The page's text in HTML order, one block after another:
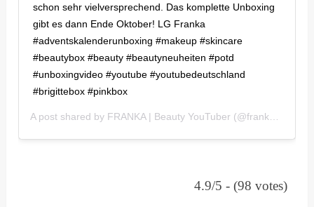
schon sehr vielversprechend. Das komplette Unboxing
gibt es dann Ende Oktober! LG Franka
#adventskalenderunboxing #makeup #skincare
#beautybox #beauty #beautyneuheiten #potd
#unboxingvideo #youtube #youtubedeutschland
#brigittebox #pinkbox
A post shared by FRANKA | Beauty YouTuber (@frankasfavorites) on
4.9/5 - (98 votes)